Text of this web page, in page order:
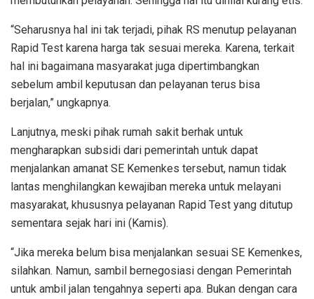
“Seharusnya hal ini tak terjadi, pihak RS menutup pelayanan
Rapid Test karena harga tak sesuai mereka. Karena, terkait
hal ini bagaimana masyarakat juga dipertimbangkan
sebelum ambil keputusan dan pelayanan terus bisa
berjalan,” ungkapnya.
Lanjutnya, meski pihak rumah sakit berhak untuk
mengharapkan subsidi dari pemerintah untuk dapat
menjalankan amanat SE Kemenkes tersebut, namun tidak
lantas menghilangkan kewajiban mereka untuk melayani
masyarakat, khususnya pelayanan Rapid Test yang ditutup
sementara sejak hari ini (Kamis).
“Jika mereka belum bisa menjalankan sesuai SE Kemenkes,
silahkan. Namun, sambil bernegosiasi dengan Pemerintah
untuk ambil jalan tengahnya seperti apa. Bukan dengan cara